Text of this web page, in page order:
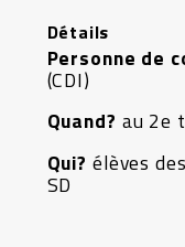
Détails
Personne de
(CDI)
Quand? au 2e
Qui? élèves
SD